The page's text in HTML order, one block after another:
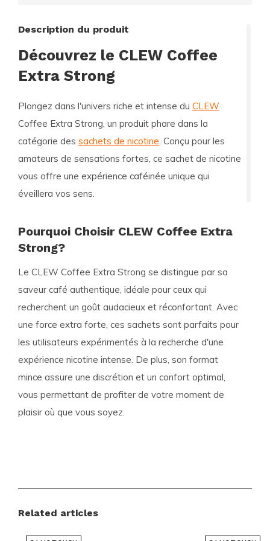
Description du produit
Découvrez le CLEW Coffee
Extra Strong
Plongez dans l'univers riche et intense du CLEW
Coffee Extra Strong, un produit phare dans la
catégorie des sachets de nicotine. Conçu pour les
amateurs de sensations fortes, ce sachet de nicotine
vous offre une expérience caféinée unique qui
éveillera vos sens.
Pourquoi Choisir CLEW Coffee Extra
Strong?
Le CLEW Coffee Extra Strong se distingue par sa
saveur café authentique, idéale pour ceux qui
recherchent un goût audacieux et réconfortant. Avec
une force extra forte, ces sachets sont parfaits pour
les utilisateurs expérimentés à la recherche d'une
expérience nicotine intense. De plus, son format
mince assure une discrétion et un confort optimal,
vous permettant de profiter de votre moment de
plaisir où que vous soyez.
Sachets par boîte :20
Poids par sachet :
Related articles